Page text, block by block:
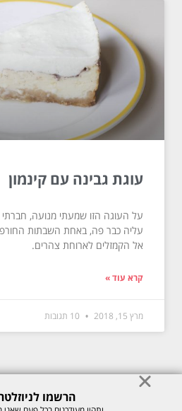
עוגת גבינה עם קינמון
על העוגה הזו שמעתי מנועה,
עליה כבר פה, באחת השבתות
אל הקמזלים לארוחת צהרים.
קרא עוד »
מרץ 15, 2018
הרשמו